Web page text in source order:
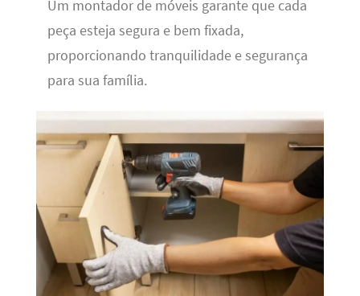
Um montador de móveis garante que cada
peça esteja segura e bem fixada,
proporcionando tranquilidade e segurança
para sua família.